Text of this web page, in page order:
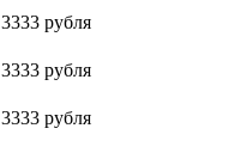
3333 рубля
3333 рубля
3333 рубля